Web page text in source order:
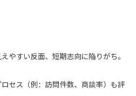
やすい反面、短期志向に陥りがち。
セス（例：訪問件数、商談率）も評